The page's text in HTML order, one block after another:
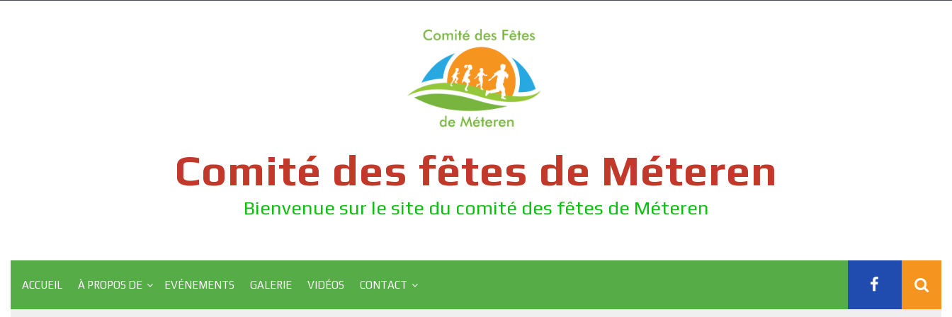
Comité des fêtes de Méteren
Bienvenue sur le site du comité des fêtes de Méteren
ACCUEIL À PROPOS DE EVÉNEMENTS GALERIE VIDÉOS CONTACT